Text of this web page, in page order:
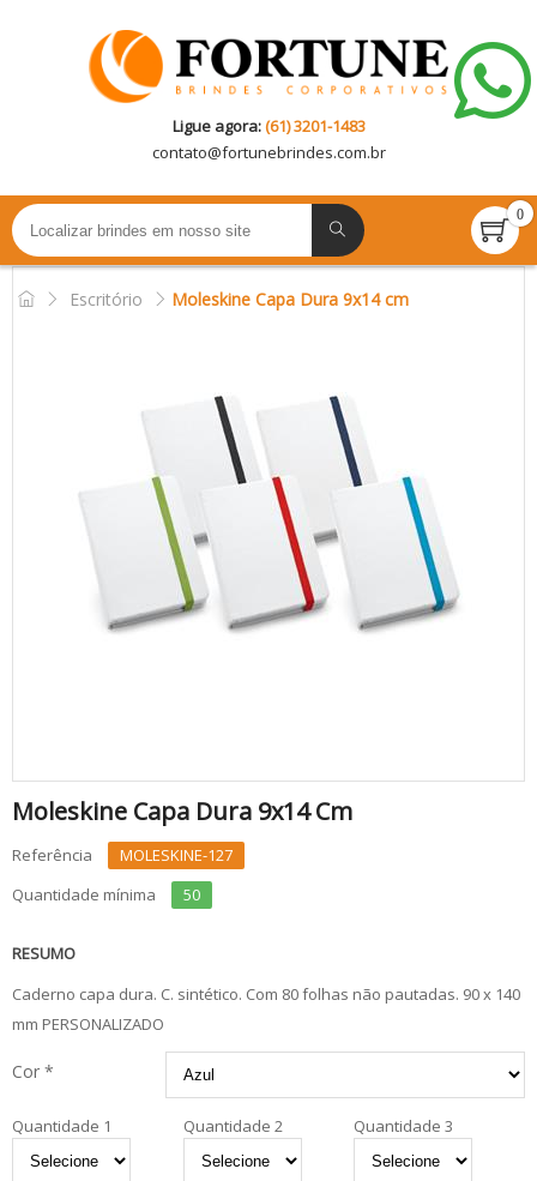
Ligue agora:(61) 3201-1483
contato@fortunebrindes.com.br
0
Escritório Moleskine Capa Dura 9x14 cm
Moleskine Capa Dura 9x14 Cm
Referência
MOLESKINE-127
Quantidade mínima
50
RESUMO
Caderno capa dura. C. sintético. Com 80 folhas não pautadas. 90 x 140
mm PERSONALIZADO
Cor *
Quantidade 1 Quantidade 2 Quantidade 3